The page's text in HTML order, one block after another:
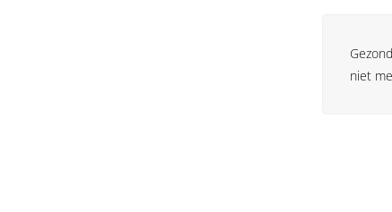
niet